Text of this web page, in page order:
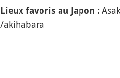
Lieux favoris au Japon :
/akihabara